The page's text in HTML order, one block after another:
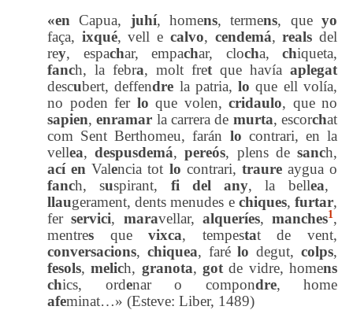
«en Capua, juhí, homens, termens, queyo
faça, ixqué, vell e calvo, cendemá,reals del
rey, espachar, empachar, clocha, chiqueta,
fanch, la febra, molt fret que havía aplegat
descubert, deffendre la patria,loque ell volía,
no poden fer lo que volen, cridaulo, que no
sapien,enramar la carrera de murta, escorchat
com Sent Berthomeu, farán lo contrari, en la
vellea,despusdemá,pereós, plens desanch,
ací en Valencia tot lo contrari, traure aygua o
fanch, suspirant, fi del any, la bellea,
llaugerament, dents menudes e chiques, furtar,
ferservici, maravellar, alqueríes, manches1,
mentres quevixca, tempestat de vent,
conversacions, chiquea, farélodegut,colps,
fesols,melich, granota,gotde vidre, homens
chics, ordenar o compondre, home
afeminat…» (Esteve: Liber, 1489)